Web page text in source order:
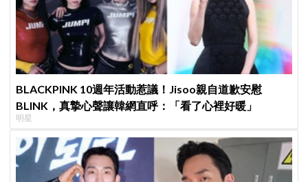
BLACKPINK 10週年活動惹議！Jisoo親自道歉安慰
BLINK，真摯心聲讓韓網直呼：「看了心裡好暖」
明星